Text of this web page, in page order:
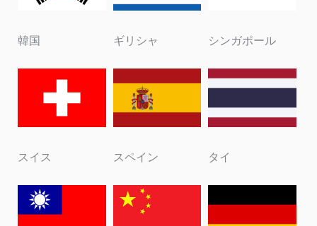
韓国 ギリシャ シンガポール
スイス スペイン タイ